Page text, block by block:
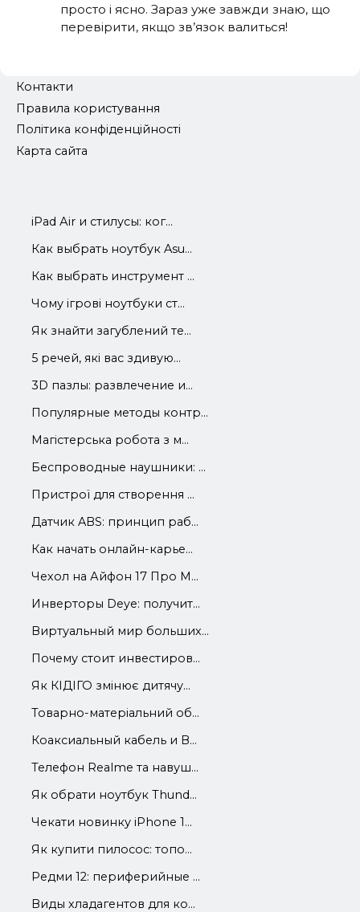
просто і ясно. Зараз уже завжди знаю, що
перевірити, якщо зв’язок валиться!
Контакти
Правила користування
Політика конфіденційності
Карта сайта
iРad Аir и стилусы: ког...
Как выбрать ноутбук Asu...
Как выбрать инструмент ...
Чому ігрові ноутбуки ст...
Як знайти загублений те...
5 речей, які вас здивую...
3D пазлы: развлечение и...
Популярные методы контр...
Магістерська робота з м...
Беспроводные наушники: ...
Пристрої для створення ...
Датчик ABS: принцип раб...
Как начать онлайн-карье...
Чехол на Айфон 17 Про М...
Инверторы Deye: получит...
Виртуальный мир больших...
Почему стоит инвестиров...
Як КІДІГО змінює дитячу...
Товарно-матеріальний об...
Коаксиальный кабель и В...
Телефон Realme та навуш...
Як обрати ноутбук Thund...
Чекати новинку iPhone 1...
Як купити пилосос: топо...
Редми 12: периферийные ...
Виды хладагентов для ко...